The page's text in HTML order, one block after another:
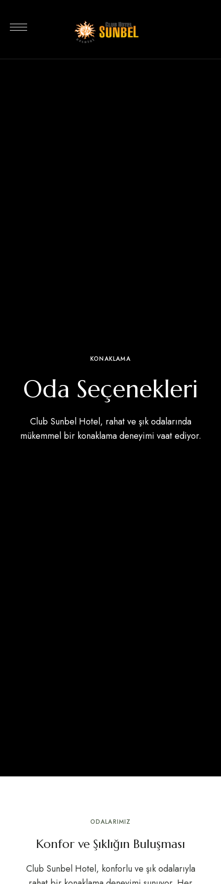
KONAKLAMA
Oda Seçenekleri
Club Sunbel Hotel, rahat ve şık odalarında
mükemmel bir konaklama deneyimi vaat ediyor.
ODALARIMIZ
Konfor ve Şıklığın Buluşması
Club Sunbel Hotel, konforlu ve şık odalarıyla